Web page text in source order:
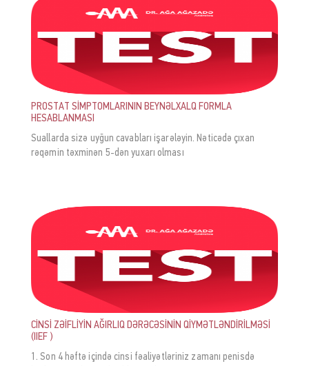
PROSTAT SİMPTOMLARININ BEYNƏLXALQ FORMLA
HESABLANMASI
Suallarda sizə uyğun cavabları işarələyin. Nəticədə çıxan
rəqəmin təxminən 5-dən yuxarı olması
CİNSİ ZƏİFLİYİN AĞIRLIQ DƏRƏCƏSİNİN QİYMƏTLƏNDİRİLMƏSİ
(IIEF )
1. Son 4 həftə içində cinsi fəaliyətləriniz zamanı penisdə